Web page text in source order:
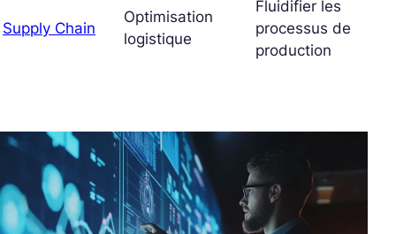
Supply Chain
Optimisation
logistique
Fluidifier les
processus de
production